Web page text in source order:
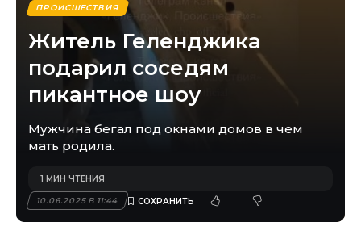
ПРОИСШЕСТВИЯ
Житель Геленджика
подарил соседям
пикантное шоу
Мужчина бегал под окнами домов в чем
мать родила.
10.06.2025 В 11:44
1 МИН ЧТЕНИЯ